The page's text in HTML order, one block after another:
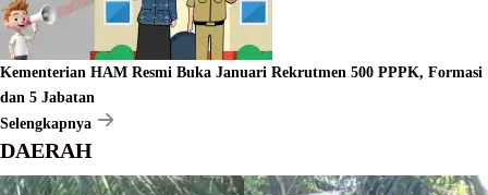
Kementerian HAM Resmi Buka Januari Rekrutmen 500 PPPK, Formasi
dan 5 Jabatan
Selengkapnya
DAERAH